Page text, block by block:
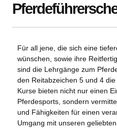
Für all jene, die sich eine
wünschen, sowie ihre
sind die Lehrgänge zum
den Reitabzeichen 5 und 4
Kurse bieten nicht nur einen
Pferdesports, sondern
und Fähigkeiten für einen
Umgang mit unseren